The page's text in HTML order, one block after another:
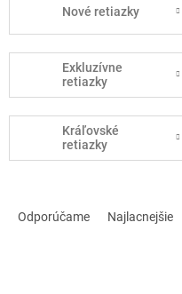
Nové retiazky
Exkluzívne
retiazky
Kráľovské
retiazky
Odporúčame Najlacnejšie